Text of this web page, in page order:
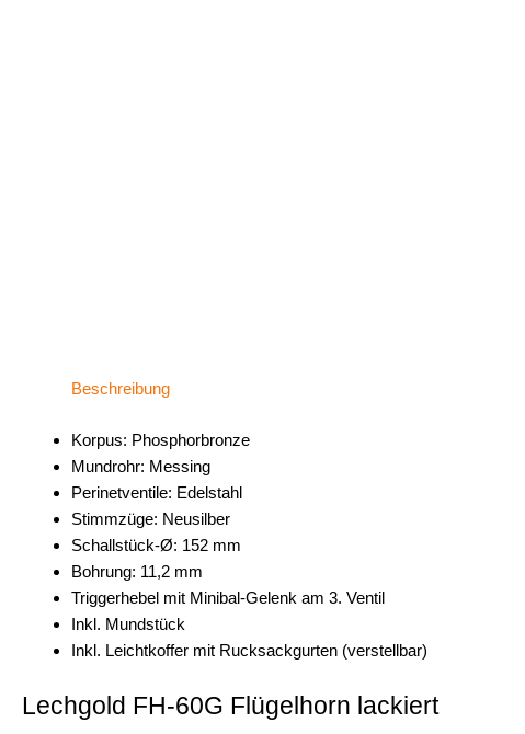
Beschreibung
Korpus: Phosphorbronze
Mundrohr: Messing
Perinetventile: Edelstahl
Stimmzüge: Neusilber
Schallstück-Ø: 152 mm
Bohrung: 11,2 mm
Triggerhebel mit Minibal-Gelenk am 3. Ventil
Inkl. Mundstück
Inkl. Leichtkoffer mit Rucksackgurten (verstellbar)
Lechgold FH-60G Flügelhorn lackiert